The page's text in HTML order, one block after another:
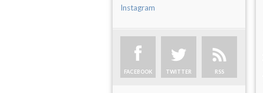
Instagram
FACEBOOK TWITTER RSS